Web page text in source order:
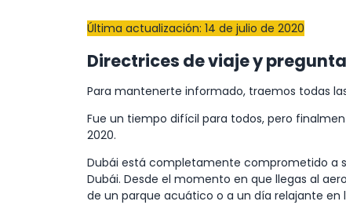
Última actualización: 14 de julio de 2020
Directrices de viaje y
Para mantenerte informado, traemos todas
Fue un tiempo difícil para todos, pero
2020.
Dubái está completamente comprometido a
Dubái. Desde el momento en que llegas al
de un parque acuático o a un día relajante